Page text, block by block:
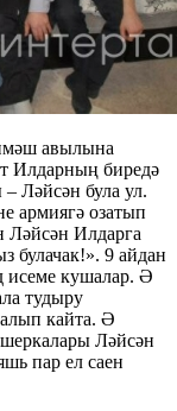
авылына
Илдарның биредә
Ләйсән була ул.
армиягә озатып
Ләйсән Илдарга
булачак!». 9 айдан
исеме кушалар. Ә
тудыру
кайта. Ә
Ләйсән
пар ел саен